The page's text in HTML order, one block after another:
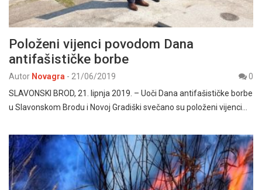
Položeni vijenci povodom Dana
antifašističke borbe
Autor Novagra - 21/06/2019
0
SLAVONSKI BROD, 21. lipnja 2019. – Uoči Dana antifašističke borbe
u Slavonskom Brodu i Novoj Gradiški svečano su položeni vijenci…